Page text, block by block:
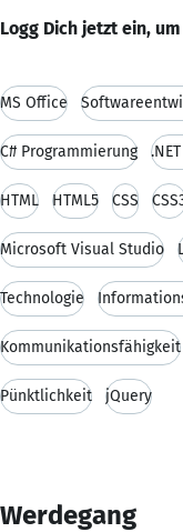
Logg Dich jetzt ein,
MS Office
C# Programmierung
HTML HTML5 CSS
Microsoft Visual Studio
Technologie
Kommunikationsfähigkeit
Pünktlichkeit jQuery
Werdegang